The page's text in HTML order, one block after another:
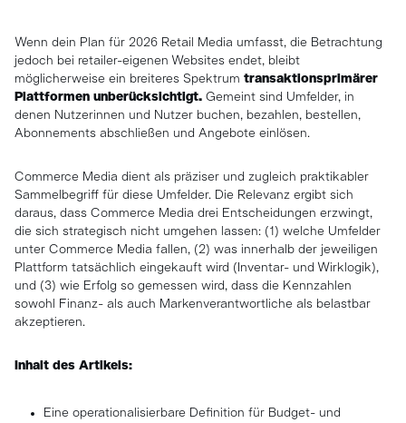
Wenn dein Plan für 2026 Retail Media umfasst, die Betrachtung
jedoch bei retailer-eigenen Websites endet, bleibt
möglicherweise ein breiteres Spektrum transaktionsprimärer
Plattformen unberücksichtigt. Gemeint sind Umfelder, in
denen Nutzerinnen und Nutzer buchen, bezahlen, bestellen,
Abonnements abschließen und Angebote einlösen.
Commerce Media dient als präziser und zugleich praktikabler
Sammelbegriff für diese Umfelder. Die Relevanz ergibt sich
daraus, dass Commerce Media drei Entscheidungen erzwingt,
die sich strategisch nicht umgehen lassen: (1) welche Umfelder
unter Commerce Media fallen, (2) was innerhalb der jeweiligen
Plattform tatsächlich eingekauft wird (Inventar- und Wirklogik),
und (3) wie Erfolg so gemessen wird, dass die Kennzahlen
sowohl Finanz- als auch Markenverantwortliche als belastbar
akzeptieren.
Inhalt des Artikels:
Eine operationalisierbare Definition für Budget- und